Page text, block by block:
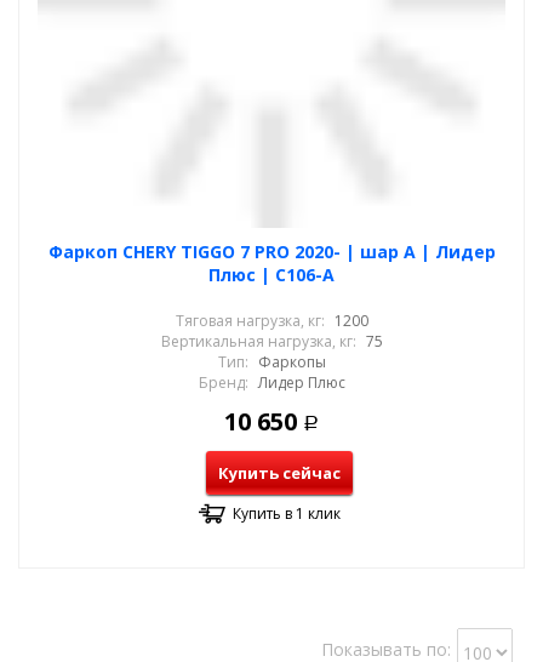
Фаркоп CHERY TIGGO 7 PRO 2020- | шар A | Лидер
Плюс | C106-A
Тяговая нагрузка, кг: 1200
Вертикальная нагрузка, кг: 75
Тип: Фаркопы
Бренд: Лидер Плюс
10 650 Р
Купить сейчас
Купить в 1 клик
Показывать по: